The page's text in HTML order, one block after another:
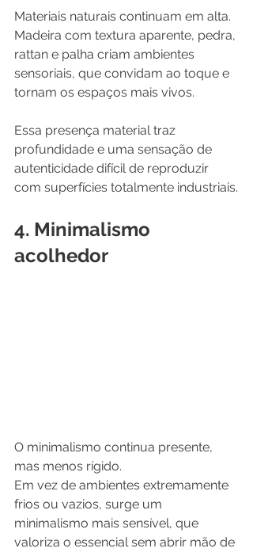
Materiais naturais continuam em alta.
Madeira com textura aparente, pedra,
rattan e palha criam ambientes
sensoriais, que convidam ao toque e
tornam os espaços mais vivos.
Essa presença material traz
profundidade e uma sensação de
autenticidade difícil de reproduzir
com superfícies totalmente industriais.
4. Minimalismo
acolhedor
O minimalismo continua presente,
mas menos rígido.
Em vez de ambientes extremamente
frios ou vazios, surge um
minimalismo mais sensível, que
valoriza o essencial sem abrir mão de